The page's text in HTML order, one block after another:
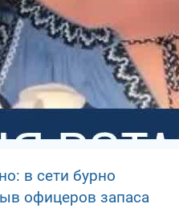
в сети бурно
офицеров запаса